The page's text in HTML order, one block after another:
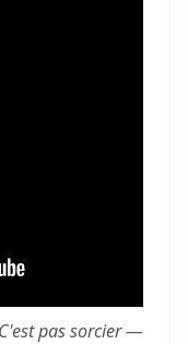
pas sorcier —